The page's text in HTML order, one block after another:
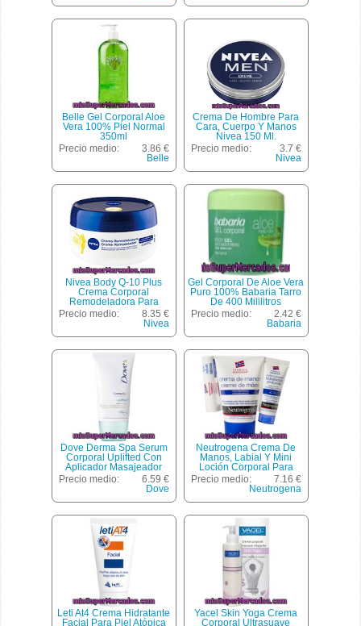
Belle Gel Corporal Aloe
Vera 100% Piel Normal
350ml
Precio medio:
3.86 €
Belle
Crema De Hombre Para
Cara, Cuerpo Y Manos
Nivea 150 Ml.
Precio medio:
3.7 €
Nivea
Nivea Body Q-10 Plus
Crema Corporal
Remodeladora Para
Vientre Muslos Y Glúteos
Tarro 300 Ml Para Todo
Precio medio:
8.35 €
Nivea
Gel Corporal De Aloe Vera
Puro 100% Babaria Tarro
De 400 Mililitros
Precio medio:
2.42 €
Babaria
Dove Derma Spa Serum
Corporal Uplifted Con
Aplicador Masajeador
Tubo 100 Ml Para Mejorar
La Elasticidad Y Firmeza
Precio medio:
6.59 €
Dove
Neutrogena Crema De
Manos, Labial Y Mini
Loción Corporal Para
Hidratación Profunda
Pack 1 Unidad
Precio medio:
7.16 €
Neutrogena
Leti At4 Crema Hidratante
Facial Para Piel Atópica
Yacel Skin Yoga Crema
Corporal Ultrasuave